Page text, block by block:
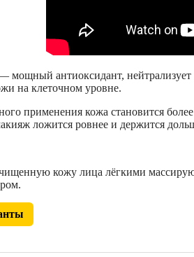
мощный антиоксидант, нейтрализует
на клеточном уровне.
применения кожа становится
ложится ровнее и держится
кожу лица лёгкими